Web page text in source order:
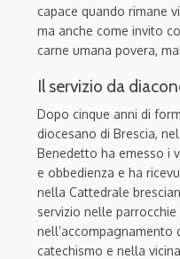
capace quando rimane
ma anche come invito
carne umana povera,
Il servizio da
Dopo cinque anni di
diocesano di Brescia,
Benedetto ha emesso i
e obbedienza e ha
nella Cattedrale
servizio nelle
nell’accompagnamento
catechismo e nella